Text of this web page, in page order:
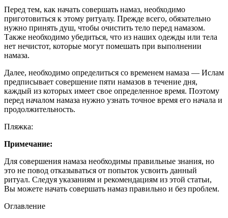
Перед тем, как начать совершать намаз, необходимо
приготовиться к этому ритуалу. Прежде всего, обязательно
нужно принять душ, чтобы очистить тело перед намазом.
Также необходимо убедиться, что из наших одежды или тела
нет нечистот, которые могут помешать при выполнении
намаза.
Далее, необходимо определиться со временем намаза — Ислам
предписывает совершение пяти намазов в течение дня,
каждый из которых имеет свое определенное время. Поэтому
перед началом намаза нужно узнать точное время его начала и
продолжительность.
Пляжка:
Примечание:
Для совершения намаза необходимы правильные знания, но
это не повод отказываться от попыток усвоить данный
ритуал. Следуя указаниям и рекомендациям из этой статьи,
Вы можете начать совершать намаз правильно и без проблем.
Оглавление